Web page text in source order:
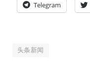
Telegram
头条新闻